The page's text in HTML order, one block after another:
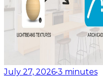
July 27, 2026•3 minutes